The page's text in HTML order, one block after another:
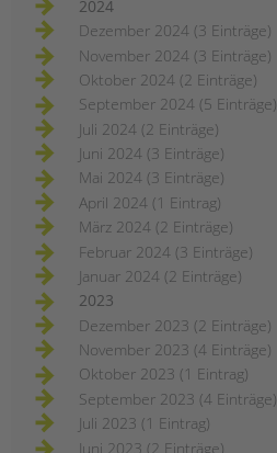
2024
Dezember 2024 (3 Einträge)
November 2024 (3 Einträge)
Oktober 2024 (2 Einträge)
September 2024 (5 Einträge)
Juli 2024 (2 Einträge)
Juni 2024 (3 Einträge)
Mai 2024 (3 Einträge)
April 2024 (1 Eintrag)
März 2024 (2 Einträge)
Februar 2024 (3 Einträge)
Januar 2024 (2 Einträge)
2023
Dezember 2023 (2 Einträge)
November 2023 (4 Einträge)
Oktober 2023 (1 Eintrag)
September 2023 (4 Einträge)
Juli 2023 (1 Eintrag)
Juni 2023 (2 Einträge)